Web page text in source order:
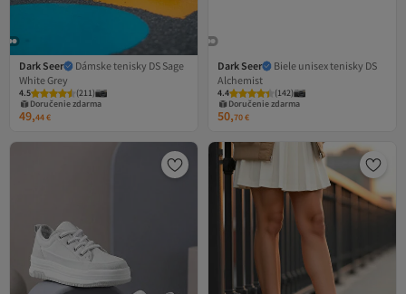
Dark Seer
Dámske tenisky DS Sage
White Grey
4.5 (211)
Doručenie zdarma
49,44€
Dark Seer
Biele unisex tenisky DS
Alchemist
4.4 (142)
Doručenie zdarma
50,70€